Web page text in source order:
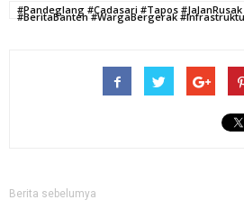
#Pandeglang #Cadasari #Tapos
#BeritaBanten #WargaBergerak
Berita sebelumya